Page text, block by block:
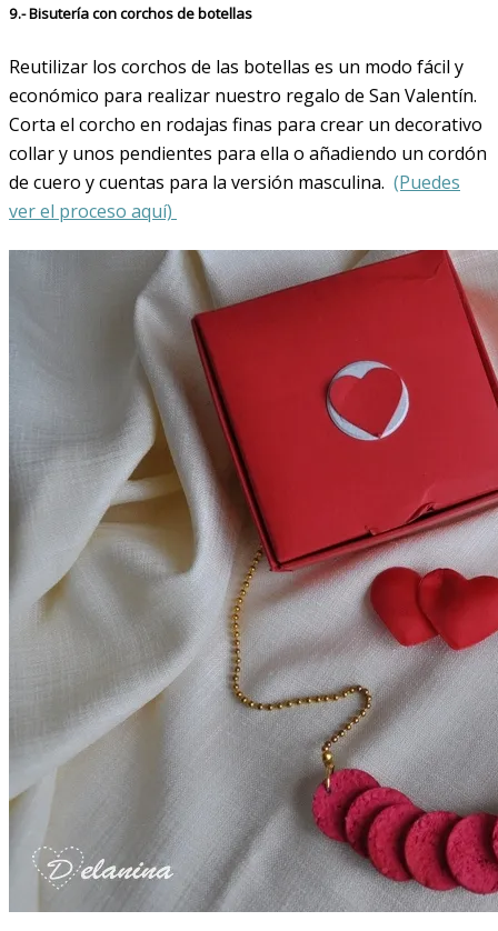
9.- Bisutería con corchos de botellas
Reutilizar los corchos de las botellas es un modo fácil y
económico para realizar nuestro regalo de San Valentín.
Corta el corcho en rodajas finas para crear un decorativo
collar y unos pendientes para ella o añadiendo un cordón
de cuero y cuentas para la versión masculina. (Puedes
ver el proceso aquí)